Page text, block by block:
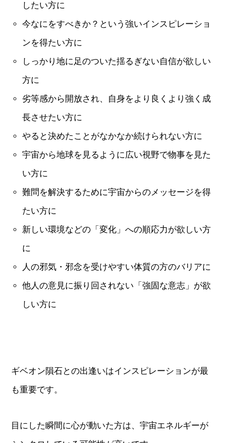
したい方に
今なにをすべきか？という強いインスピレーショ
ンを得たい方に
しっかり地に足のついた揺るぎない自信が欲しい
方に
劣等感から開放され、自身をより良くより強く成
長させたい方に
やると決めたことがなかなか続けられない方に
宇宙から地球を見るように広い視野で物事を見た
い方に
難問を解決するために宇宙からのメッセージを得
たい方に
新しい環境などの「変化」への順応力が欲しい方
に
人の邪気・邪念を受けやすい体質の方のバリアに
他人の意見に振り回されない「強固な意志」が欲
しい方に
ギベオン隕石との出逢いはインスピレーションが最
も重要です。
目にした瞬間に心が動いた方は、宇宙エネルギーが